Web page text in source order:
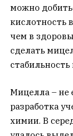
можно
кислотность
чем в
сделать
Мицелла – не
разработка
химии. В